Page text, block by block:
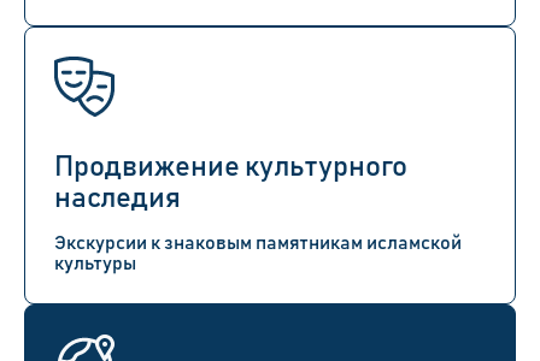
Продвижение культурного
наследия
Экскурсии к знаковым памятникам исламской
культуры